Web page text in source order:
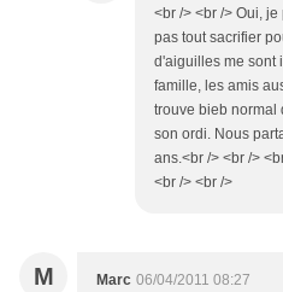
<br /> <br /> Oui,
pas tout sacrifier
d'aiguilles me sont
famille, les amis
trouve bieb normal
son ordi. Nous
ans.<br /> <br />
<br /> <br />
M Marc 06/04/2011 08:27